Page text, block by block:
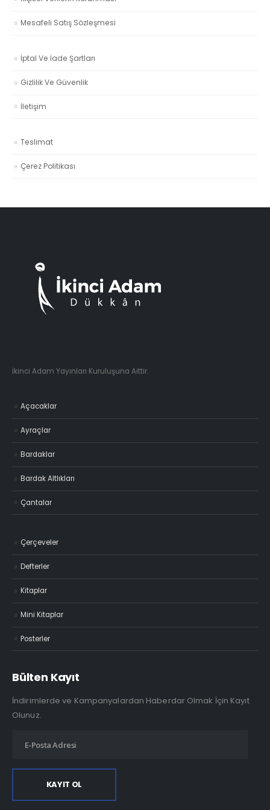
Mesafeli Satış Sözleşmesi
İptal Ve İade Şartları
Gizlilik Ve Güvenlik
İletişim
Teslimat
Çerez Politikası
İkinci Adam Yayınları Kuruluşuna Aittir.
Açacaklar
Ayraçlar
Bardaklar
Bardak Altlıkları
Çantalar
Çerçeveler
Defterler
Kitaplar
Mini Kitaplar
Posterler
Bülten Kayıt
İndirimlerde ve Kampanyalardan Haberdar Olmak İçin Kayıt
Olunuz.